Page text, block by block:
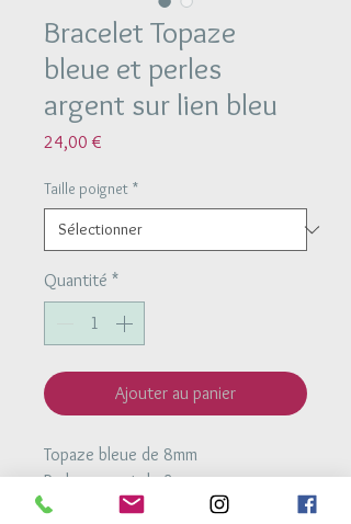
Bracelet Topaze
bleue et perles
argent sur lien bleu
24,00 €
Taille poignet *
Quantité *
Ajouter au panier
Topaze bleue de 8mm
Perles argent de 3 mm
Bracelet monté sur un lien avec deux